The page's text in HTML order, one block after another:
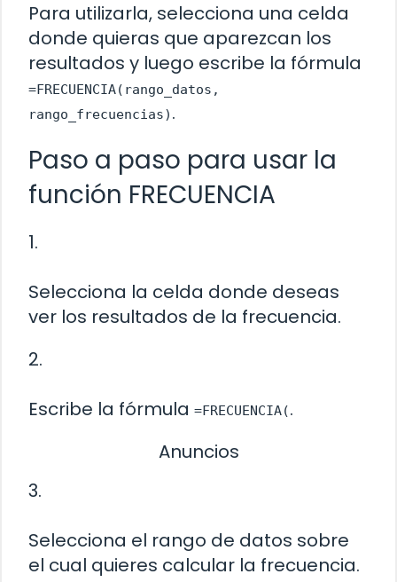
Para utilizarla, selecciona una celda
donde quieras que aparezcan los
resultados y luego escribe la fórmula
=FRECUENCIA(rango_datos,
rango_frecuencias) .
Paso a paso para usar la
función FRECUENCIA
1.
Selecciona la celda donde deseas
ver los resultados de la frecuencia.
2.
Escribe la fórmula =FRECUENCIA(.
Anuncios
3.
Selecciona el rango de datos sobre
el cual quieres calcular la frecuencia.